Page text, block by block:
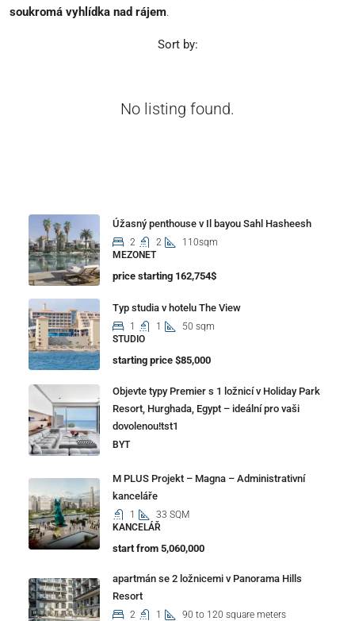
soukromá vyhlídka nad rájem.
Sort by:
No listing found.
Úžasný penthouse v Il bayou Sahl Hasheesh
2 2
110sqm
MEZONET
price starting 162,754$
Typ studia v hotelu The View
1 1
50 sqm
STUDIO
starting price $85,000
Objevte typy Premier s 1 ložnicí v Holiday Park
Resort, Hurghada, Egypt – ideální pro vaši
dovolenou!tst1
BYT
M PLUS Projekt – Magna – Administrativní
kanceláře
1
33 SQM
KANCELÁŘ
start from 5,060,000
apartmán se 2 ložnicemi v Panorama Hills
Resort
2 1
90 to 120 square meters